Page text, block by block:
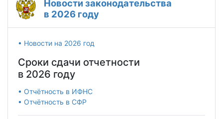
Новости законодательства
в 2026 году
• Новости на 2026 год
Сроки сдачи отчетности
в 2026 году
• Отчётность в ИФНС
• Отчётность в СФР